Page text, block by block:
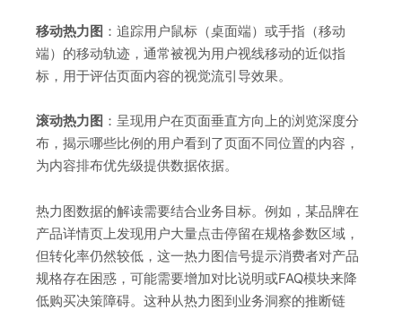
移动热力图 ：追踪用户鼠标（桌面端）或手指（移动
端）的移动轨迹，通常被视为用户视线移动的近似指
标，用于评估页面内容的视觉流引导效果。
滚动热力图 ：呈现用户在页面垂直方向上的浏览深度分
布，揭示哪些比例的用户看到了页面不同位置的内容，
为内容排布优先级提供数据依据。
热力图数据的解读需要结合业务目标。例如，某品牌在
产品详情页上发现用户大量点击停留在规格参数区域，
但转化率仍然较低，这一热力图信号提示消费者对产品
规格存在困惑，可能需要增加对比说明或FAQ模块来降
低购买决策障碍。这种从热力图到业务洞察的推断链